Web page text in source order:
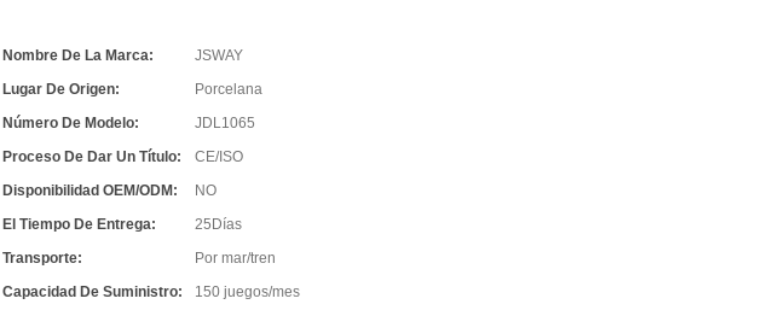
Nombre De La Marca:
JSWAY
Lugar De Origen:
Porcelana
Número De Modelo:
JDL1065
Proceso De Dar Un Título:
CE/ISO
Disponibilidad OEM/ODM:
NO
El Tiempo De Entrega:
25Días
Transporte:
Por mar/tren
Capacidad De Suministro:
150 juegos/mes